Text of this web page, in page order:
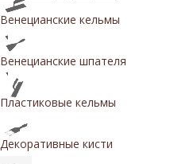
Венецианские кельмы
Венецианские шпателя
Пластиковые кельмы
Декоративные кисти